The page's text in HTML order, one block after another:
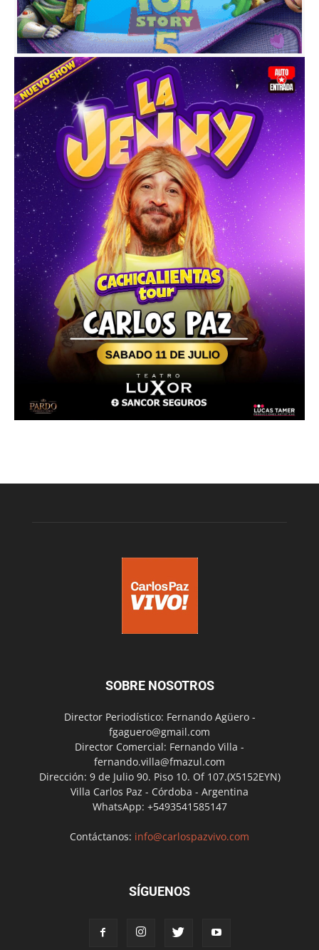
SOBRE NOSOTROS
Director Periodístico: Fernando Agüero -
fgaguero@gmail.com
Director Comercial: Fernando Villa -
fernando.villa@fmazul.com
Dirección: 9 de Julio 90. Piso 10. Of 107.(X5152EYN)
Villa Carlos Paz - Córdoba - Argentina
WhatsApp: +5493541585147
Contáctanos: info@carlospazvivo.com
SÍGUENOS